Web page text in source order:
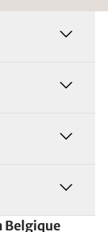
Belgique